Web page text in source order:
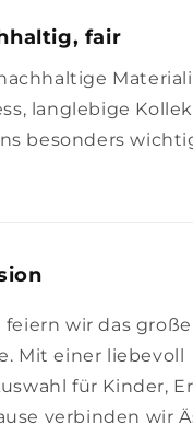
fair
langlebige
besonders
wir das
Mit einer liebevoll
für Kinder,
verbinden wir